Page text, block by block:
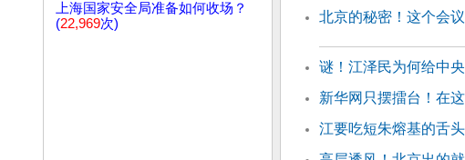
上海国家安全局准备如何收场？
(22,969次)
北京的秘密！这个会
谜！江泽民为何给中
新华网只摆擂台！在
江要吃短朱熔基的舌